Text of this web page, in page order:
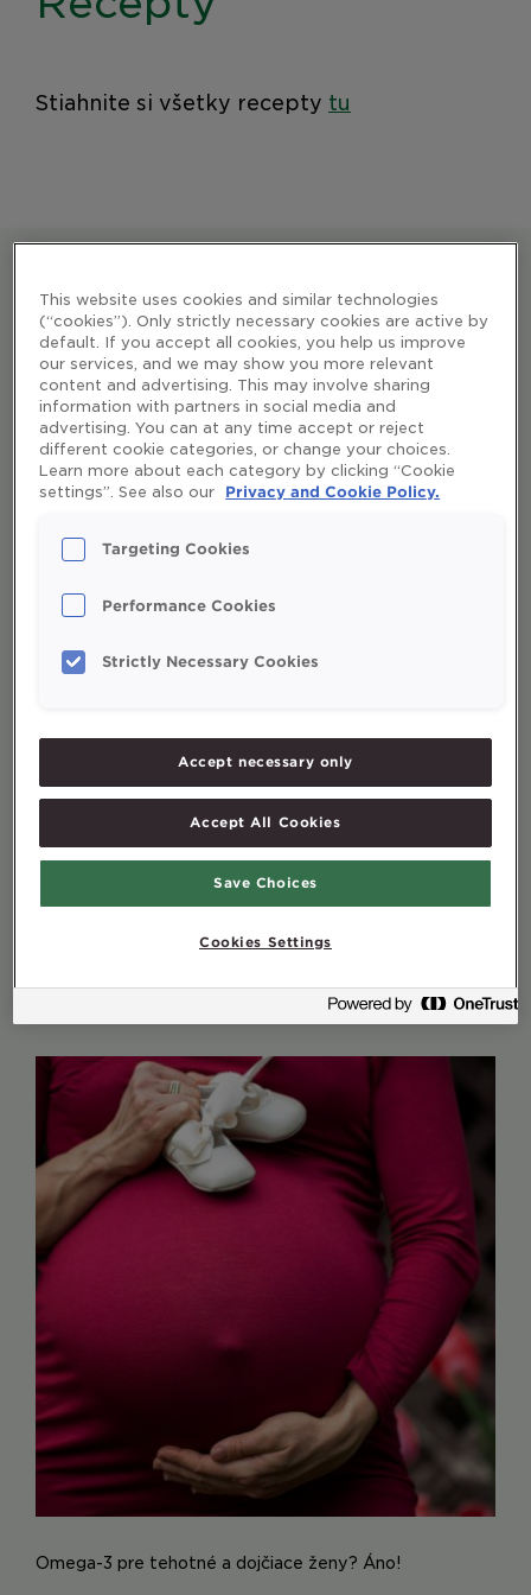
Stiahnite si všetky recepty tu
Uč sa viac
Prečo nestačí jesť menej tuku: skutočný problém je
jeho zloženie
Omega-3 pre tehotné a dojčiace ženy? Áno!
This website uses cookies and similar technologies
(“cookies”). Only strictly necessary cookies are active by
default. If you accept all cookies, you help us improve
our services, and we may show you more relevant
content and advertising. This may involve sharing
information with partners in social media and
advertising. You can at any time accept or reject
different cookie categories, or change your choices.
Learn more about each category by clicking “Cookie
settings”. See also our
Privacy and Cookie Policy.
Targeting Cookies
Performance Cookies
Strictly Necessary Cookies
Accept necessary only
Accept All Cookies
Save Choices
Cookies Settings